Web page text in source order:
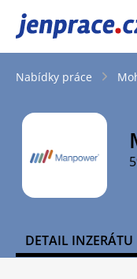
JenPráce.cz
Nabídky práce
DETAIL INZERÁTU